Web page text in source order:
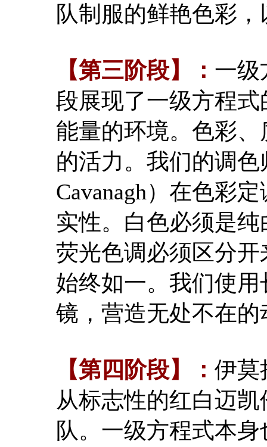
队制服的鲜艳色彩
【第三阶段】： 一
段展现了一级方程
能量的环境。色彩
的活力。我们的调色
Cavanagh）在色彩
实性。白色必须是
荧光色调必须区分
始终如一。我们使
镜，营造无处不在的
【第四阶段】： 伊
从标志性的红白迈
队。一级方程式本